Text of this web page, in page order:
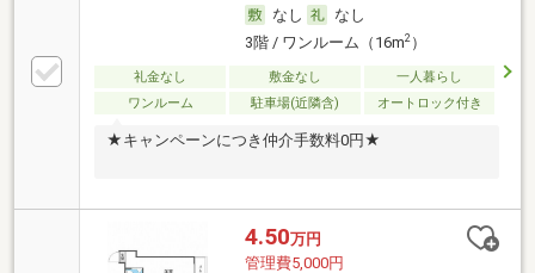
なし
なし
3階 / ワンルーム（16m2）
礼金なし 敷金なし
一人暮らし
ワンルーム
駐車場(近隣含) オートロック付き
★キャンペーンにつき仲介手数料0円★
4.50万円
管理費5,000円